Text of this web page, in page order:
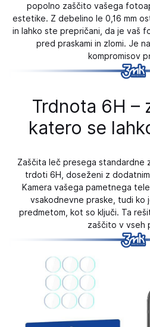
popolno zaščito vašega
estetike. Z debelino le 0,16 mm
in lahko ste prepričani, da je vaš
pred praskami in zlomi. Je
kompromisov
Trdnota 6H –
katero se
Zaščita leč presega standardne
trdoti 6H, doseženi z
Kamera vašega pametnega
vsakodnevne praske, tudi ko
predmetom, kot so ključi. Ta
zaščito v vseh